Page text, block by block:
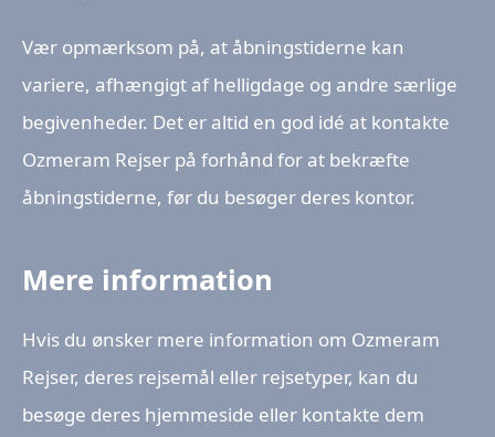
Vær opmærksom på, at åbningstiderne kan
variere, afhængigt af helligdage og andre særlige
begivenheder. Det er altid en god idé at kontakte
Ozmeram Rejser på forhånd for at bekræfte
åbningstiderne, før du besøger deres kontor.
Mere information
Hvis du ønsker mere information om Ozmeram
Rejser, deres rejsemål eller rejsetyper, kan du
besøge deres hjemmeside eller kontakte dem